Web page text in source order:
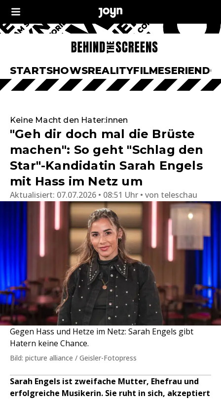
STARTSHOWSREALITYFILMESERIEN
Keine Macht den Hater:innen
"Geh dir doch mal die Brüste
machen": So geht "Schlag den
Star"-Kandidatin Sarah Engels
mit Hass im Netz um
Aktualisiert: 07.07.2026 • 08:51 Uhr von teleschau
Gegen Hass und Hetze im Netz: Sarah Engels gibt
Hatern keine Chance.
Bild: picture alliance / Geisler-Fotopress
Sarah Engels ist zweifache Mutter, Ehefrau und
erfolgreiche Musikerin. Sie ruht in sich, akzeptiert